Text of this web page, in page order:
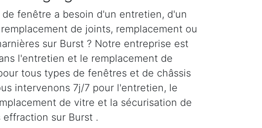
de fenêtre a besoin d'un entretien, d'un
de joints, remplacement ou
sur Burst ? Notre entreprise est
l'entretien et le remplacement de
tous types de fenêtres et de châssis
intervenons 7j/7 pour l'entretien, le
de vitre et la sécurisation de
sur Burst .